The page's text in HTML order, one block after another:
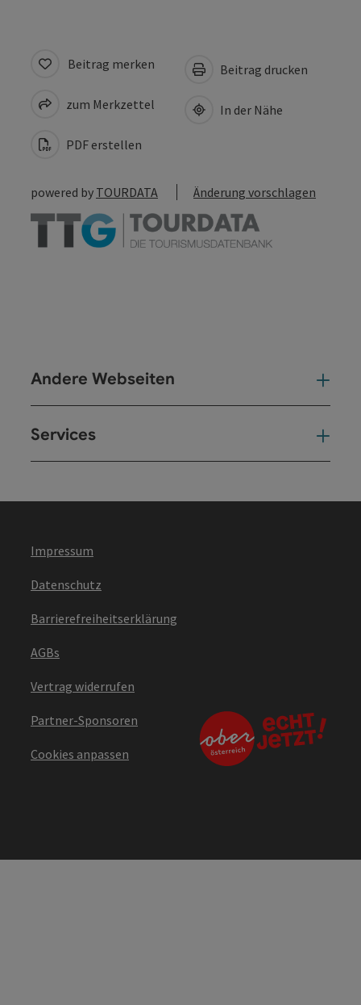
Beitrag merken
zum Merkzettel
PDF erstellen
Beitrag drucken
In der Nähe
powered by TOURDATA Änderung vorschlagen
Andere Webseiten
Services
Impressum
Datenschutz
Barrierefreiheitserklärung
AGBs
Vertrag widerrufen
Partner-Sponsoren
Cookies anpassen